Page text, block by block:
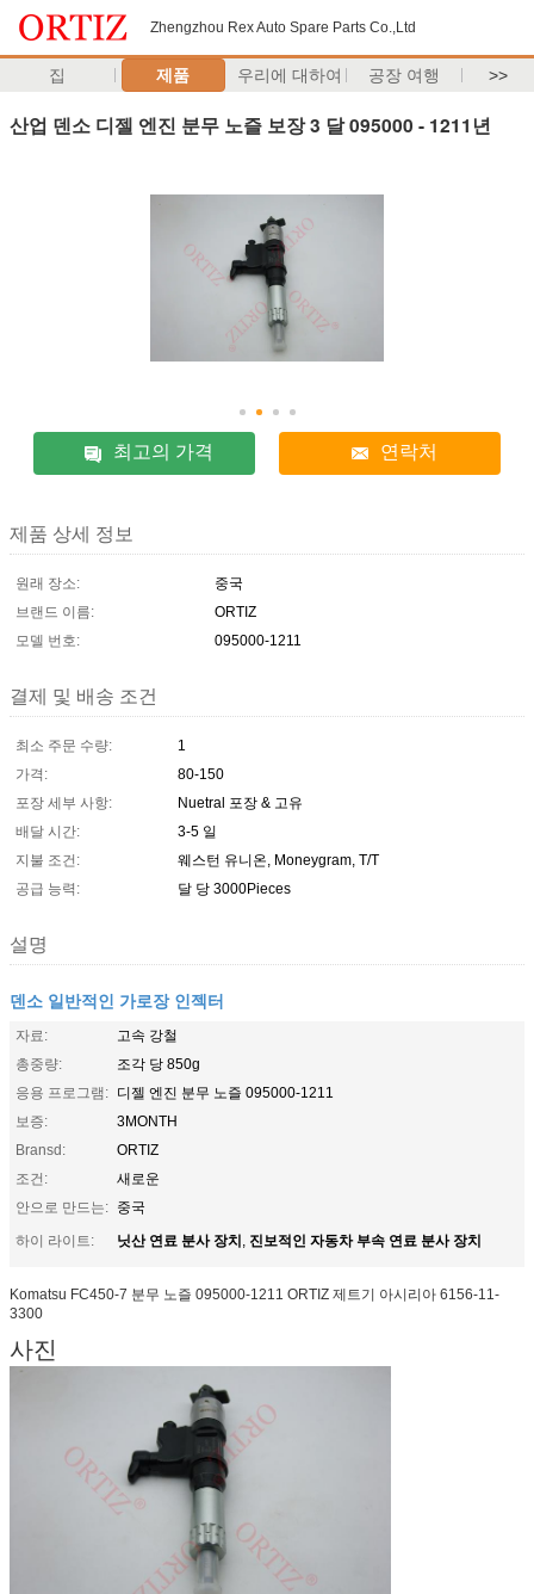
Zhengzhou Rex Auto Spare Parts Co.,Ltd
집 제품 우리에 대하여 공장 여행 >>
산업 덴소 디젤 엔진 분무 노즐 보장 3 달 095000 - 1211년
최고의 가격 연락처
제품 상세 정보
원래 장소:
중국
브랜드 이름:
ORTIZ
모델 번호:
095000-1211
결제 및 배송 조건
최소 주문 수량:
1
가격:
80-150
포장 세부 사항:
Nuetral 포장 & 고유
배달 시간:
3-5 일
지불 조건:
웨스턴 유니온, Moneygram, T/T
공급 능력:
달 당 3000Pieces
설명
덴소 일반적인 가로장 인젝터
자료:
고속 강철
총중량:
조각 당 850g
응용 프로그램: 디젤 엔진 분무 노즐 095000-1211
보증:
3MONTH
Bransd:
ORTIZ
조건:
새로운
안으로 만드는: 중국
하이 라이트:
닛산 연료 분사 장치, 진보적인 자동차 부속 연료 분사 장치
Komatsu FC450-7 분무 노즐 095000-1211 ORTIZ 제트기 아시리아 6156-11-
3300
사진